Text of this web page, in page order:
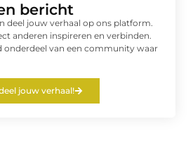
bericht
deel jouw verhaal op ons platform.
anderen inspireren en verbinden.
onderdeel van een community waar
jouw verhaal!